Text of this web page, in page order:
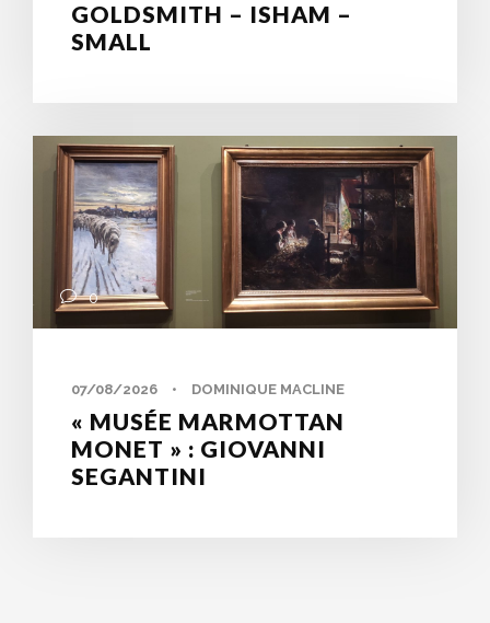
GOLDSMITH – ISHAM –
SMALL
0
07/08/2026 • DOMINIQUE MACLINE
« MUSÉE MARMOTTAN
MONET » : GIOVANNI
SEGANTINI